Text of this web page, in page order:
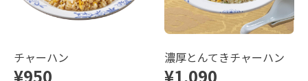
チャーハン
¥950
濃厚とんてきチャーハン
¥1,090